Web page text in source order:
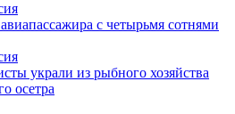
с четырьмя сотнями
украли из рыбного хозяйства
осетра